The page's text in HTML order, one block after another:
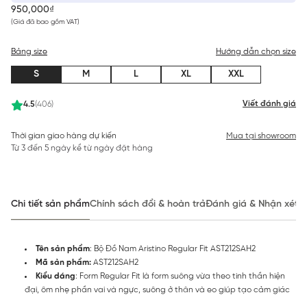
950,000₫
(Giá đã bao gồm VAT)
4.5(406) Viết đánh giá
Bảng size Hướng dẫn chọn size
S M L XL XXL
Thời gian giao hàng dự kiến
Từ 3 đến 5 ngày kể từ ngày đặt hàng
Mua tại showroom
Chi tiết sản phẩmChính sách đổi & hoàn trảĐánh giá & Nhận xét
Tên sản phẩm: Bộ Đồ Nam Aristino Regular Fit AST212SAH2
Mã sản phẩm: AST212SAH2
Kiểu dáng: Form Regular Fit là form suông vừa theo tinh thần hiện
đại, ôm nhẹ phần vai và ngực, suông ở thân và eo giúp tạo cảm giác